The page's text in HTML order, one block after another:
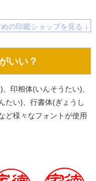
の印鑑ショップを見る ↓
いい？
印相体(いんそうたい)、
たい)、行書体(ぎょうし
ど様々なフォントが使用